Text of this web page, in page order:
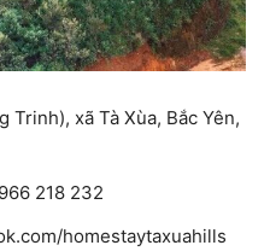
Trinh), xã Tà Xùa, Bắc Yên,
218 232
homestaytaxuahills